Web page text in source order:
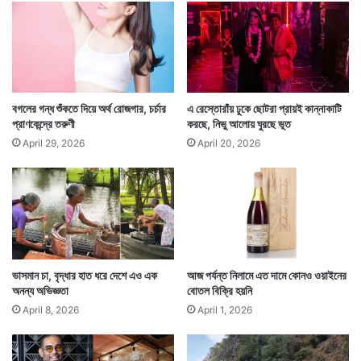
তারওপর প্রচুর চিজ ছড়িয়ে এবার খালি প্যানে আরও ১০০ গ্রাম
মাখন গরমে গলানো হয়। এবার সেই গলানো মাখন ছড়িয়ে দেওয়া
হয় চিজে ভর্তি অমলেটের ওপর।
পু
বগলের গন্ধ শুঁকতে দিয়ে অর্থ রোজগার, চর্চার
প্রাণকেন্দ্রে তরুণী
April 29, 2026
এ রেস্তোরাঁয় ঢুকে ছোটরা প্রায়ই কান্নাকাটি
করছে, নিভু আলোয় ঘুরছে ভূত
April 20, 2026
ভাসমান চা, বৃদ্ধার হাত ধরে দেশে এও এক
অনন্য অভিজ্ঞতা
April 8, 2026
আজ পর্যন্ত নিলামে এত দামে কোনও ওয়াইনের
বোতল বিক্রি হয়নি
April 1, 2026